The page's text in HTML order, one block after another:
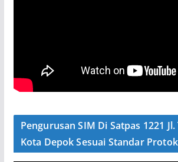
Pengurusan SIM Di Satpas 1221
Kota Depok Sesuai Standar